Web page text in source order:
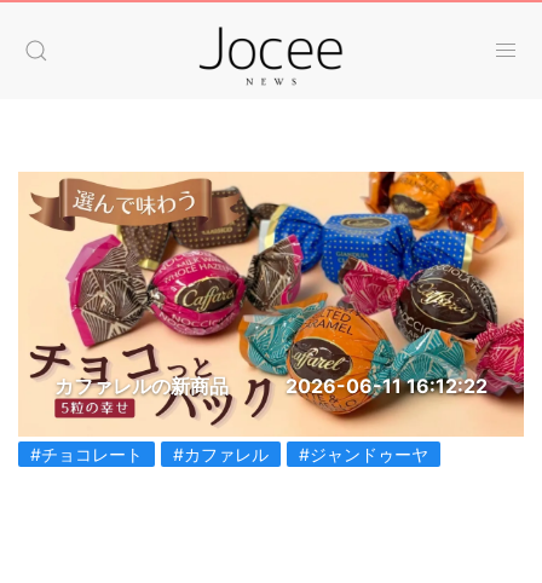
カファレルの新商品 2026-06-11 16:12:22
#チョコレート #カファレル #ジャンドゥーヤ